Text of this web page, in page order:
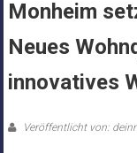
Monheim
Neues
innovatives
Veröffentlicht von: